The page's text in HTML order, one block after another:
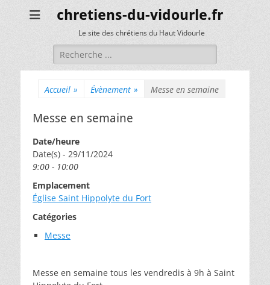
chretiens-du-vidourle.fr
Le site des chrétiens du Haut Vidourle
Rechercher :
Accueil » Évènement » Messe en semaine
Messe en semaine
Date/heure
Date(s) - 29/11/2024
9:00 - 10:00
Emplacement
Église Saint Hippolyte du Fort
Catégories
Messe
Messe en semaine tous les vendredis à 9h à Saint